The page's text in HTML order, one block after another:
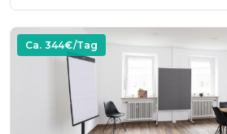
Ca. 344€/Tag